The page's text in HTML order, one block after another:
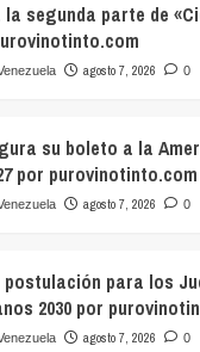
segunda parte de
agosto 7, 2026 0
su boleto a la
por purovinotinto.com
agosto 7, 2026 0
para los
2030 por
agosto 7, 2026 0